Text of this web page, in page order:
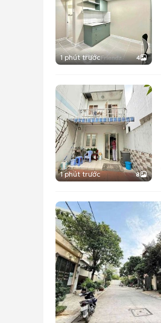
1 phút trước 4
1 phút trước 8